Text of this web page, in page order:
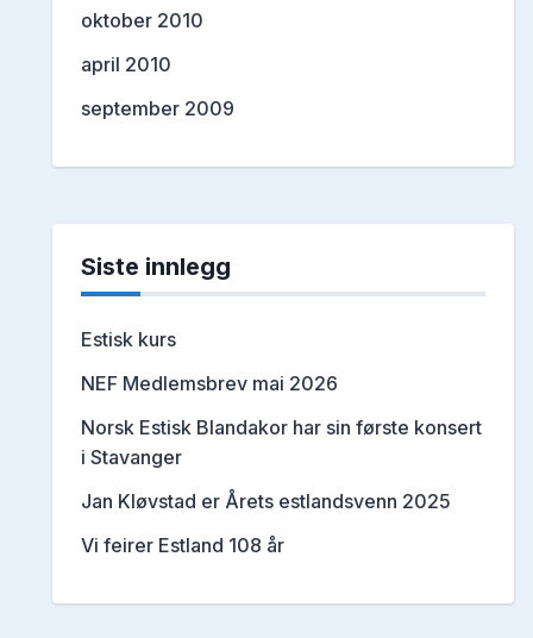
oktober 2010
april 2010
september 2009
Siste innlegg
Estisk kurs
NEF Medlemsbrev mai 2026
Norsk Estisk Blandakor har sin første konsert
i Stavanger
Jan Kløvstad er Årets estlandsvenn 2025
Vi feirer Estland 108 år